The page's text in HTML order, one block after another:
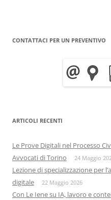
CONTATTACI PER UN PREVENTIVO
ARTICOLI RECENTI
Le Prove Digitali nel Processo
Avvocati di Torino
24 Maggio
Lezione di specializzazione per
digitale
22 Maggio 2026
Con Le Iene su IA, lavoro e